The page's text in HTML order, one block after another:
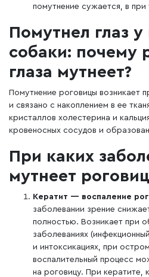
помутнение сужается, в
Помутнел глаз
собаки: почему
глаза мутнеет?
Помутнение роговицы возникает
и связано с накоплением в ее
кристаллов холестерина и
кровеносных сосудов и
При каких
мутнеет
Кератит — воспаление
заболевании зрение
полностью. Возникает при
заболеваниях
и интоксикациях, при
воспалительный процесс
на роговицу. При кератите,